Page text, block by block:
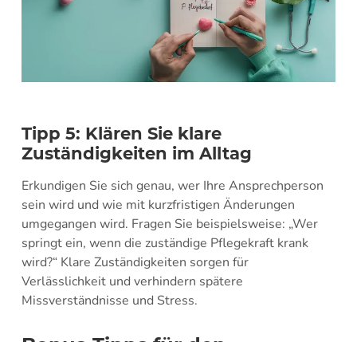
Tipp 5: Klären Sie klare
Zuständigkeiten im Alltag
Erkundigen Sie sich genau, wer Ihre Ansprechperson
sein wird und wie mit kurzfristigen Änderungen
umgegangen wird. Fragen Sie beispielsweise: „Wer
springt ein, wenn die zuständige Pflegekraft krank
wird?“ Klare Zuständigkeiten sorgen für
Verlässlichkeit und verhindern spätere
Missverständnisse und Stress.